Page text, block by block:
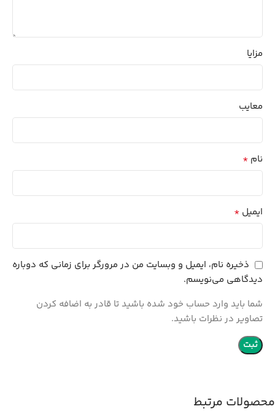
مزایا
معایب
نام *
ایمیل *
ذخیره نام، ایمیل و وبسایت من در مرورگر برای زمانی که دوباره
دیدگاهی می‌نویسم.
شما باید وارد حساب خود شده باشید تا قادر به اضافه کردن
تصاویر در نظرات باشید.
محصولات مرتبط